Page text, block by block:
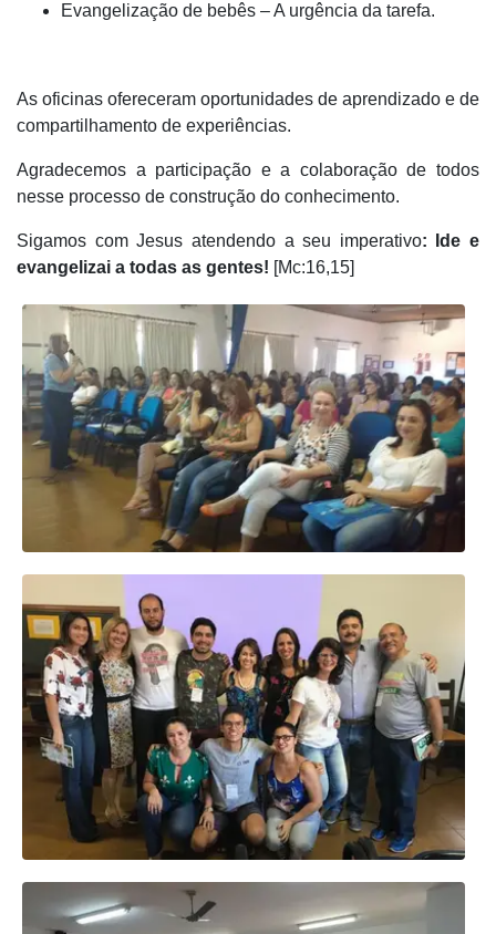
Evangelização de bebês – A urgência da tarefa.
As oficinas ofereceram oportunidades de aprendizado e de
compartilhamento de experiências.
Agradecemos a participação e a colaboração de todos
nesse processo de construção do conhecimento.
Sigamos com Jesus atendendo a seu imperativo: Ide e
evangelizai a todas as gentes! [Mc:16,15]